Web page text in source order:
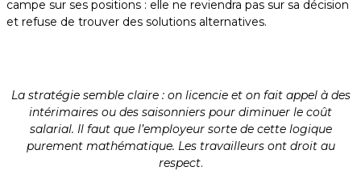
campe sur ses positions : elle ne reviendra pas sur sa décision
et refuse de trouver des solutions alternatives.
La stratégie semble claire : on licencie et on fait appel à des
intérimaires ou des saisonniers pour diminuer le coût
salarial. Il faut que l’employeur sorte de cette logique
purement mathématique. Les travailleurs ont droit au
respect.